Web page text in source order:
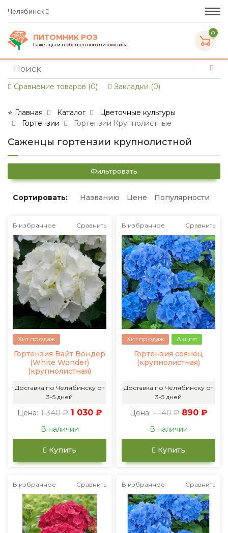
Челябинск
ПИТОМНИК РОЗ
Саженцы из собственного питомника
0
Сравнение товаров (0) Закладки (0)
⭐ Главная Каталог
Цветочные культуры
Гортензии
Гортензии Крупнолистные
Саженцы гортензии крупнолистной
Фильтровать
Сортировать: Названию Цене Популярности
В избранное Сравнить
Хит продаж
Гортензия Вайт Вондер
(White Wonder)
(крупнолистная)
Доставка по Челябинску от
3-5 дней
Цена: 1 340 ₽ 1 030 ₽
В наличии
Купить
В избранное Сравнить
Хит продаж Акция
Гортензия сеянец
(крупнолистная)
Доставка по Челябинску от
3-5 дней
Цена: 1 140 ₽ 890 ₽
В наличии
Купить
В избранное Сравнить В избранное Сравнить